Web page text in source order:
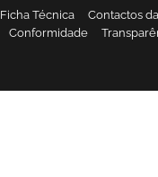
Ficha Técnica Contactos
Conformidade